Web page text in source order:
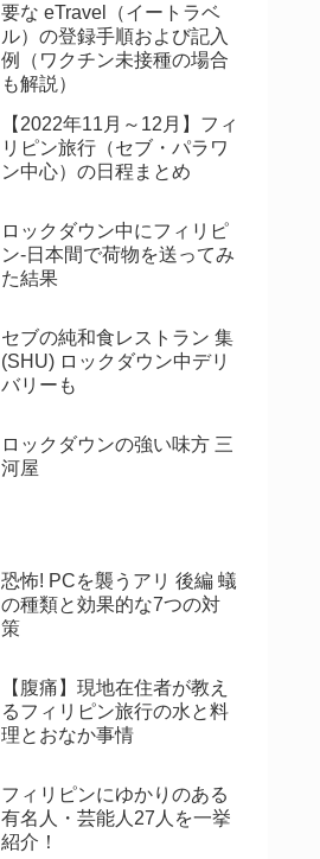
要な eTravel（イートラベ
ル）の登録手順および記入
例（ワクチン未接種の場合
も解説）
【2022年11月～12月】フィ
リピン旅行（セブ・パラワ
ン中心）の日程まとめ
ロックダウン中にフィリピ
ン-日本間で荷物を送ってみ
た結果
セブの純和食レストラン 集
(SHU) ロックダウン中デリ
バリーも
ロックダウンの強い味方 三
河屋
恐怖! PCを襲うアリ 後編 蟻
の種類と効果的な7つの対
策
【腹痛】現地在住者が教え
るフィリピン旅行の水と料
理とおなか事情
フィリピンにゆかりのある
有名人・芸能人27人を一挙
紹介！